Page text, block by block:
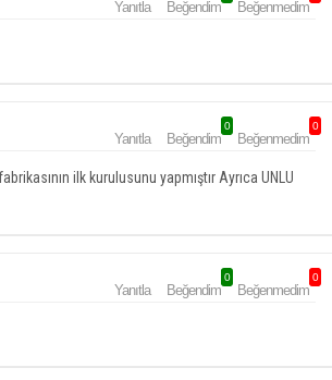
Yanıtla Beğendim Beğenmedim
Yanıtla Beğendim
0
Beğenmedim
0
ilk kurulusunu yapmıştır Ayrıca UNLU
Yanıtla Beğendim
0
Beğenmedim
0